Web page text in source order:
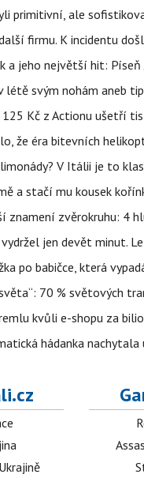
primitivní, ale
firmu. K incidentu
a jeho největší hit: Píseň
létě svým nohám aneb
125 Kč z Actionu ušetří
že éra bitevních
V Itálii je to
a stačí mu kousek
znamení zvěrokruhu: 4
vydržel jen devět minut.
po babičce, která
70 % světových
kvůli e-shopu za
hádanka